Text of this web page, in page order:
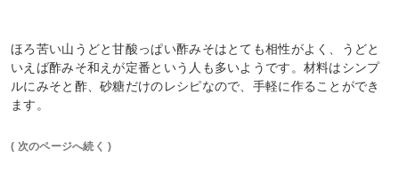
ほろ苦い山うどと甘酸っぱい酢みそはとても相性がよく、うどと
いえば酢みそ和えが定番という人も多いようです。材料はシンプ
ルにみそと酢、砂糖だけのレシピなので、手軽に作ることができ
ます。
( 次のページへ続く )